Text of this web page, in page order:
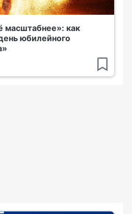
как
юбилейного